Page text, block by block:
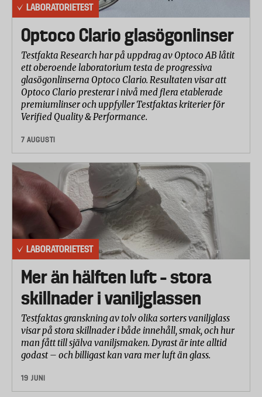
LABORATORIETEST
Optoco Clario glasögonlinser
Testfakta Research har på uppdrag av Optoco AB låtit
ett oberoende laboratorium testa de progressiva
glasögonlinserna Optoco Clario. Resultaten visar att
Optoco Clario presterar i nivå med flera etablerade
premiumlinser och uppfyller Testfaktas kriterier för
Verified Quality & Performance.
7 AUGUSTI
LABORATORIETEST
Mer än hälften luft – stora
skillnader i vaniljglassen
Testfaktas granskning av tolv olika sorters vaniljglass
visar på stora skillnader i både innehåll, smak, och hur
man fått till själva vaniljsmaken. Dyrast är inte alltid
godast – och billigast kan vara mer luft än glass.
19 JUNI